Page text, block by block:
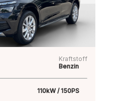
Kraftstoff
Benzin
110kW / 150PS